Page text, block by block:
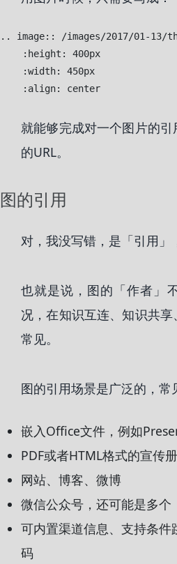
.. image::
/images/2017/01-13/
:height:
400px
:width:
450px
:align:
就能够完成对一个图片的
的URL。
图的引用
对，我没写错，是「引用」
也就是说，图的「作者」
况，在知识互连、知识共
常见。
图的引用场景是广泛的，常
嵌入Office文件，例如
PDF或者HTML格式的宣传
网站、博客、微博
微信公众号，还可能是多个
可内置渠道信息、支持条
码